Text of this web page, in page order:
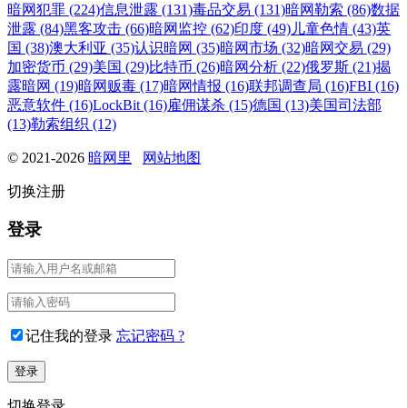
暗网犯罪 (224)信息泄露 (131)毒品交易 (131)暗网勒索 (86)数据
泄露 (84)黑客攻击 (66)暗网监控 (62)印度 (49) 儿童色情 (43)英
国 (38)澳大利亚 (35)认识暗网 (35)暗网市场 (32)暗网交易 (29)
加密货币 (29)美国 (29)比特币 (26)暗网分析 (22)俄罗斯 (21)揭
露暗网 (19)暗网贩毒 (17)暗网情报 (16)联邦调查局 (16)FBI (16)
恶意软件 (16)LockBit (16)雇佣谋杀 (15)德国 (13)美国司法部
(13)勒索组织 (12)
© 2021-2026 暗网里 网站地图
切换注册
登录
记住我的登录 忘记密码 ?